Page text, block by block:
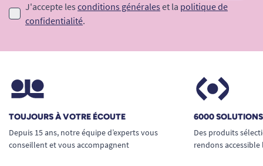
J'accepte les conditions générales et la politique de
confidentialité.
TOUJOURS À VOTRE ÉCOUTE
Depuis 15 ans, notre équipe d’experts vous
conseillent et vous accompagnent
6000
Des produits
rendons